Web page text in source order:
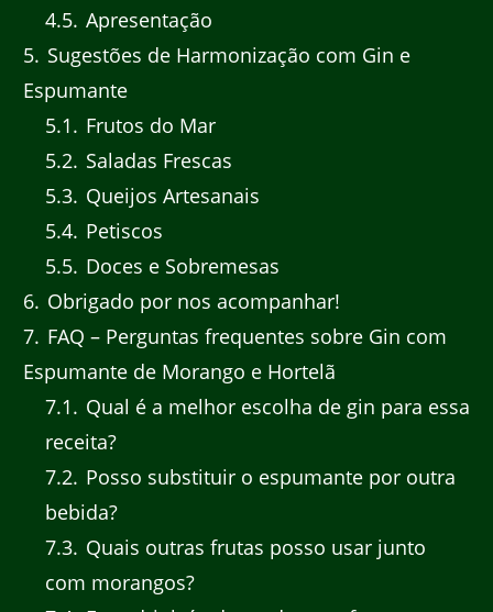
4.5 Apresentação
5 Sugestões de Harmonização com Gin e
Espumante
5.1
Frutos do Mar
5.2 Saladas Frescas
5.3 Queijos Artesanais
5.4 Petiscos
5.5 Doces e Sobremesas
6 Obrigado por nos acompanhar!
7 FAQ – Perguntas frequentes sobre Gin com
Espumante de Morango e Hortelã
7.1
Qual é a melhor escolha de gin para essa
receita?
7.2 Posso substituir o espumante por outra
bebida?
7.3 Quais outras frutas posso usar junto
com morangos?